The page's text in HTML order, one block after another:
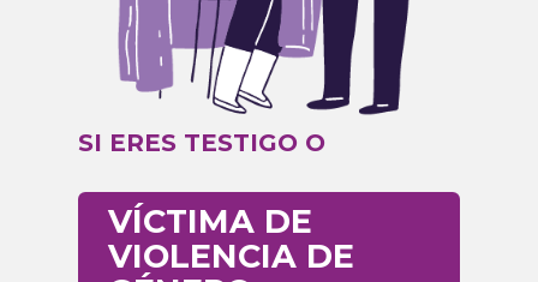
SI ERES TESTIGO O
VÍCTIMA DE
VIOLENCIA DE